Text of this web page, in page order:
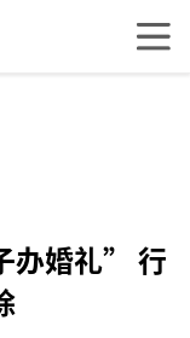
办婚礼” 行